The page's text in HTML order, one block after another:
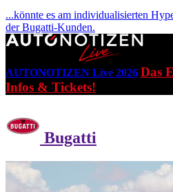
...könnte es am individualisierten
der Bugatti-Kunden.
AUTONOTIZEN Live 2026 Das
Infos & Tickets!
Bugatti